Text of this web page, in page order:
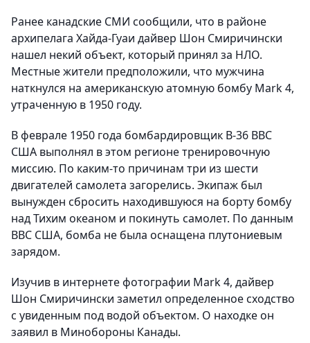
Ранее канадские СМИ сообщили, что в районе
архипелага Хайда-Гуаи дайвер Шон Смиричински
нашел некий объект, который принял за НЛО.
Местные жители предположили, что мужчина
наткнулся на американскую атомную бомбу Mark 4,
утраченную в 1950 году.
В феврале 1950 года бомбардировщик B-36 ВВС
США выполнял в этом регионе тренировочную
миссию. По каким-то причинам три из шести
двигателей самолета загорелись. Экипаж был
вынужден сбросить находившуюся на борту бомбу
над Тихим океаном и покинуть самолет. По данным
ВВС США, бомба не была оснащена плутониевым
зарядом.
Изучив в интернете фотографии Mark 4, дайвер
Шон Смиричински заметил определенное сходство
с увиденным под водой объектом. О находке он
заявил в Минобороны Канады.